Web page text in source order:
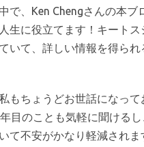
で、Ken Chengさんの本ブ
生に役立てます！キート
いて、詳しい情報を得られ
もちょうどお世話になっ
目のことも気軽に聞ける
て不安がかなり軽減されま